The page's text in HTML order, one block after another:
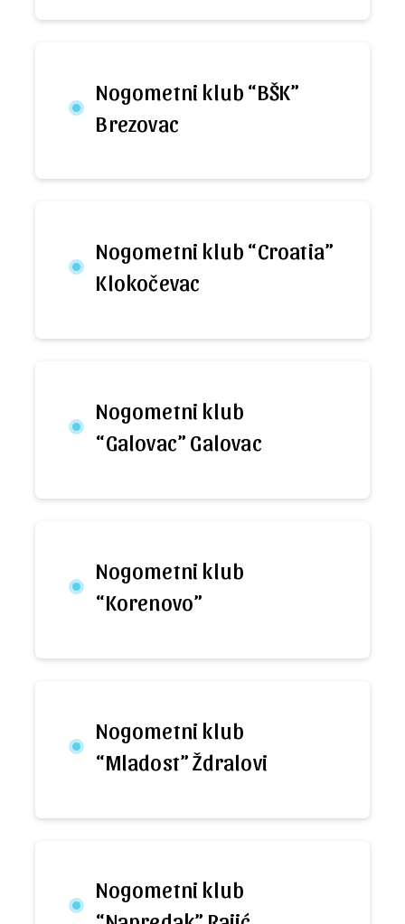
Nogometni klub “BŠK”
Brezovac
Nogometni klub “Croatia”
Klokočevac
Nogometni klub
“Galovac” Galovac
Nogometni klub
“Korenovo”
Nogometni klub
“Mladost” Ždralovi
Nogometni klub